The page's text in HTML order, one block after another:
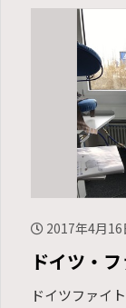
2017年4月16
ドイツ・
ドイツファイ